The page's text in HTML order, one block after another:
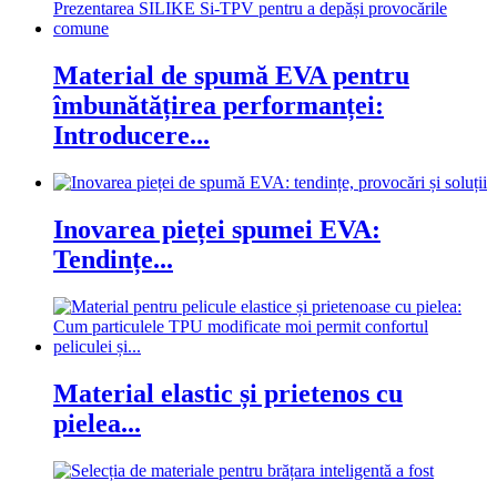
Material de spumă EVA pentru
îmbunătățirea performanței:
Introducere...
Inovarea pieței spumei EVA:
Tendințe...
Material elastic și prietenos cu
pielea...